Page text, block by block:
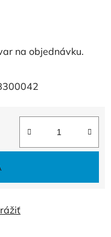
na objednávku.